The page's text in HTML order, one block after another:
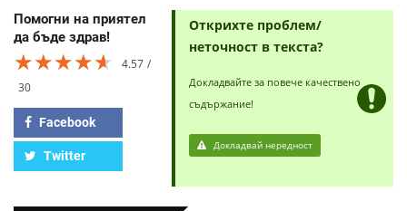
Помогни на приятел
да бъде здрав!
★★★★★
★★★★★
★★★★★
4.57
30
Facebook
Twitter
Открихте проблем/
неточност в текста?
Докладвайте за повече качествено
съдържание!
Докладвай нередност